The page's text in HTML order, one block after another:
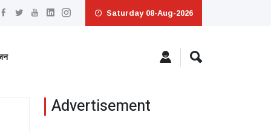
Saturday 08-Aug-2026
Advertisement